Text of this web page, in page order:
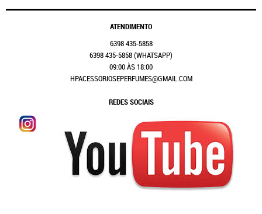
ATENDIMENTO
6398435-5858
6398435-5858(WHATSAPP)
09:00 ÀS 18:00
HPACESSORIOSEPERFUMES@GMAIL.COM
REDES SOCIAIS